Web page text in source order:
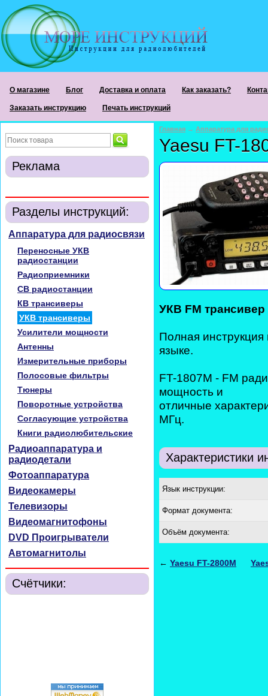
О магазине Блог Доставка и оплата Как заказать?
Заказать инструкцию Печать инструкций
Реклама
Разделы инструкций:
Аппаратура для радиосвязи
Переносные УКВ
радиостанции
Радиоприемники
CB радиостанции
КВ трансиверы
УКВ трансиверы
Усилители мощности
Антенны
Измерительные приборы
Полосовые фильтры
Тюнеры
Поворотные устройства
Согласующие устройства
Книги радиолюбительские
Радиоаппаратура и
радиодетали
Фотоаппаратура
Видеокамеры
Телевизоры
Видеомагнитофоны
DVD Проигрыватели
Автомагнитолы
Счётчики:
Главная → Аппаратура для
Yaesu FT-
УКВ FM трансивер
Полная
языке.
FT-1807M - FM
мощность и
отличные
МГц.
Характеристики
Язык инструкции:
Формат документа:
Объём документа:
← Yaesu FT-2800M